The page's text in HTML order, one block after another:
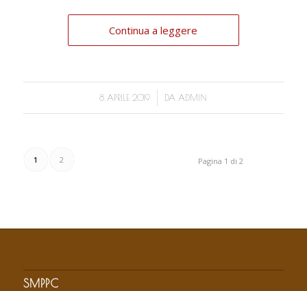
Continua a leggere
8 APRILE 2019
/ DAADMIN
Pagina 1 di 2
1 2
SMPPC